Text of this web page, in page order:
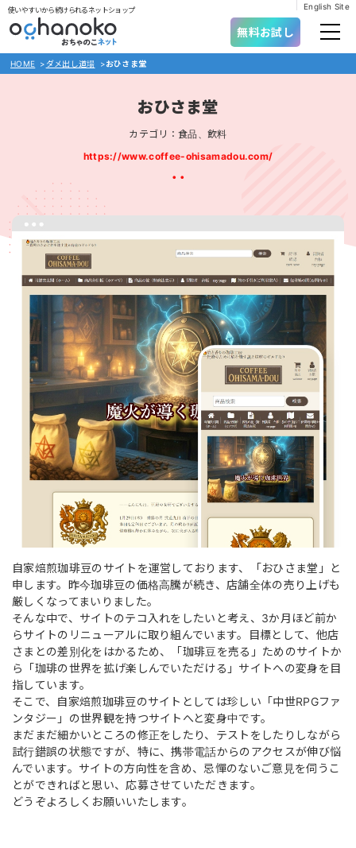
English Site
使いやすいから続けられるネットショップ
無料お試し
HOME > ダメ出し道場 >おひさま堂
おひさま堂
カテゴリ：食品、飲料
https://www.coffee-ohisamadou.com/
自家焙煎珈琲豆のサイトを運営しております、「おひさま堂」と
申します。昨今珈琲豆の価格高騰が続き、店舗全体の売り上げも
厳しくなってまいりました。
そんな中で、サイトのテコ入れをしたいと考え、3か月ほど前か
らサイトのリニューアルに取り組んでいます。目標として、他店
さまとの差別化をはかるため、「珈琲豆を売る」ためのサイトか
ら「珈琲の世界を拡げ楽しんでいただける」サイトへの変身を目
指しています。
そこで、自家焙煎珈琲豆のサイトとしては珍しい「中世RPGファ
ンタジー」の世界観を持つサイトへと変身中です。
まだまだ細かいところの修正をしたり、テストをしたりしながら
試行錯誤の状態ですが、特に、携帯電話からのアクセスが伸び悩
んでいます。サイトの方向性を含め、忌憚のないご意見を伺うこ
とができればと思い、応募させていただきます。
どうぞよろしくお願いいたします。